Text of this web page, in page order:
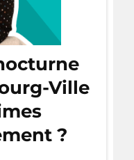
Ville
?